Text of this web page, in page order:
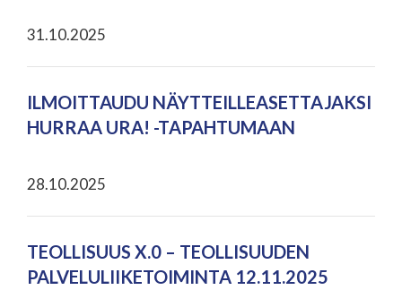
31.10.2025
ILMOITTAUDU NÄYTTEILLEASETTAJAKSI
HURRAA URA! -TAPAHTUMAAN
28.10.2025
TEOLLISUUS X.0 – TEOLLISUUDEN
PALVELULIIKETOIMINTA 12.11.2025